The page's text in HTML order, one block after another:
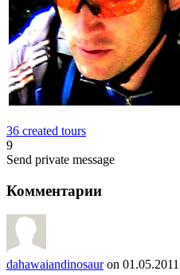
36 created tours
9
Send private message
Комментарии
dahawaiandinosauron 01.05.2011